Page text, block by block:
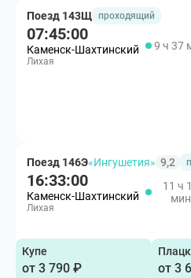
Поезд 143Щ проходящий
07:45:00
Каменск-Шахтинский
Лихая
9 ч 37
Поезд 146Э«Ингушетия» 9,2
16:33:00
Каменск-Шахтинский
Лихая
11 ч
мин
Купе
от 3 790 ₽ от 3